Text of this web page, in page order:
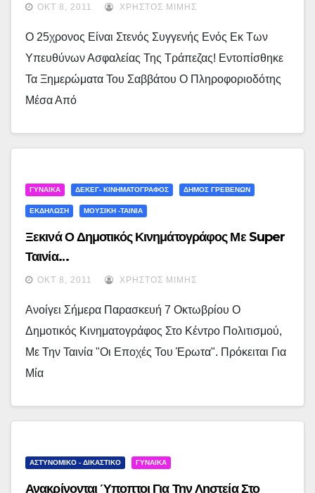
ΟΚΤ 8, 2011 ΧΡΉΣΤΟΣ ΜΊΜΗΣ
Ο 25χρονος Είναι Στενός Συγγενής Ενός Εκ Των
Υπευθύνων Ασφαλείας Της Τράπεζας! Εντοπίσθηκε
Τα Ξημερώματα Του Σαββάτου Ο Πληροφοριοδότης
Μέσα Από
ΓΥΝΑΙΚΑ ΔΕΚΕΓ- ΚΙΝΗΜΑΤΟΓΡΑΦΟΣ ΔΗΜΟΣ ΓΡΕΒΕΝΩΝ
ΕΚΔΗΛΩΣΗ ΜΟΥΣΙΚΗ -ΤΑΙΝΙΑ
Ξεκινά Ο Δημοτικός Κινημάτογράφος Με Super
Ταινία…
ΟΚΤ 8, 2011 ΧΡΉΣΤΟΣ ΜΊΜΗΣ
Ανοίγει Σήμερα Παρασκευή 7 Οκτωβρίου Ο
Δημοτικός Κινηματογράφος Στο Κέντρο Πολιτισμού,
Με Την Ταινία "Οι Εποχές Του Έρωτα". Πρόκειται Για
Μία
ΑΣΤΥΝΟΜΙΚΟ - ΔΙΚΑΣΤΙΚΟ ΓΥΝΑΙΚΑ
Ανακρίνονται Ύποπτοι Για Την Ληστεία Στο